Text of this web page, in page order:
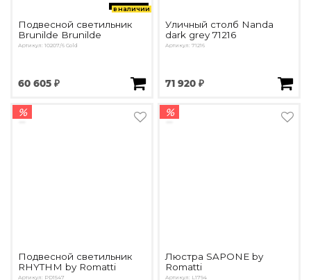
в наличии
Подвесной светильник
Brunilde Brunilde
Артикул: 10207/6 Gold
60 605 ₽
Уличный столб Nanda
dark grey 71216
Артикул: 71216
71 920 ₽
%
Подвесной светильник
RHYTHM by Romatti
Артикул: PD1547
%
Люстра SAPONE by
Romatti
Артикул: L1794